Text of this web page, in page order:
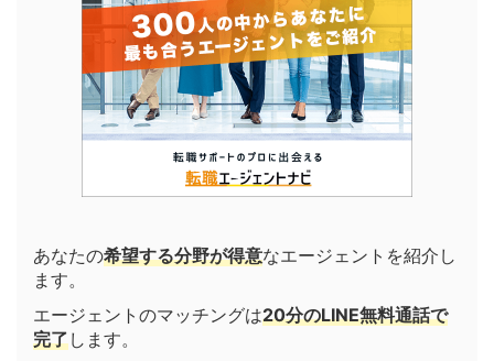
あなたの希望する分野が得意なエージェントを紹介し
ます。
エージェントのマッチングは20分のLINE無料通話で
完了します。